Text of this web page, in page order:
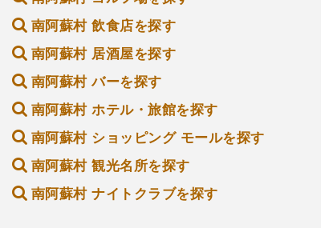
南阿蘇村 飲食店を探す
南阿蘇村 居酒屋を探す
南阿蘇村 バーを探す
南阿蘇村 ホテル・旅館を探す
南阿蘇村 ショッピング モールを探す
南阿蘇村 観光名所を探す
南阿蘇村 ナイトクラブを探す